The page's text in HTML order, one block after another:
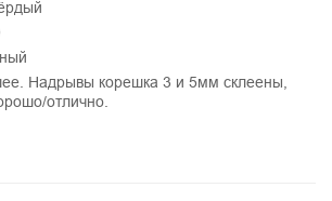
Надрывы корешка 3 и 5мм склеены,
отлично.